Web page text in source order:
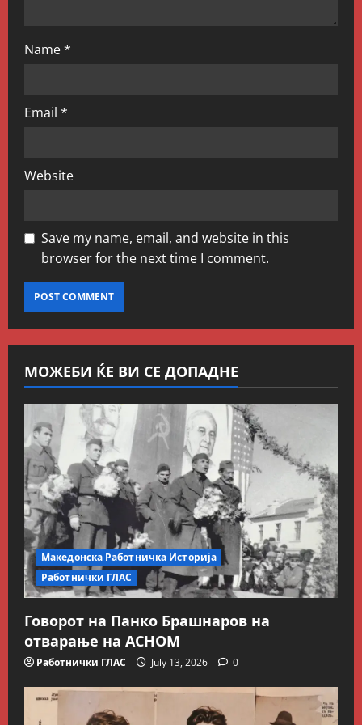
Name*
Email *
Website
Save my name, email, and website in this
browser for the next time I comment.
МОЖЕБИ ЌЕ ВИ СЕ ДОПАДНЕ
Македонска Работничка Историја
Работнички ГЛАС
Говорот на Панко Брашнаров на
отварање на АСНОМ
Работнички ГЛАС July 13, 2026 0